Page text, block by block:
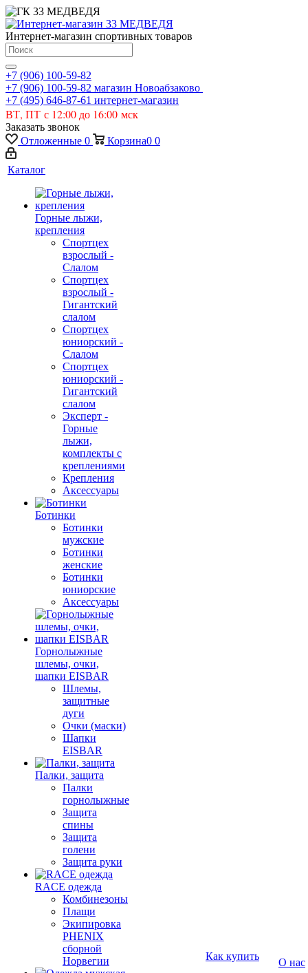
Интернет-магазин спортивных товаров
+7 (906) 100-59-82
+7 (906) 100-59-82 магазин Новоабзаково
+7 (495) 646-87-61 интернет-магазин
ВТ, ПТ с 12:00 до 16:00 мск
Заказать звонок
Отложенные 0 Корзина0 0
Каталог
Горные лыжи,
крепления
Спортцех
взрослый -
Слалом
Спортцех
взрослый -
Гигантский
слалом
Спортцех
юниорский -
Слалом
Спортцех
юниорский -
Гигантский
слалом
Эксперт -
Горные
лыжи,
комплекты с
креплениями
Крепления
Аксессуары
Ботинки
Ботинки
мужские
Ботинки
женские
Ботинки
юниорские
Аксессуары
Горнолыжные
шлемы, очки,
шапки EISBAR
Шлемы,
защитные
дуги
Очки (маски)
Шапки
EISBAR
Палки, защита
Палки
горнолыжные
Защита
спины
Защита
голени
Защита руки
RACE одежда
Комбинезоны
Плащи
Экипировка
PHENIX
сборной
Норвегии
Как купить
О нас